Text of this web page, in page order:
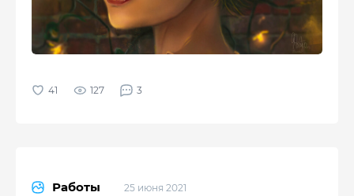
127 3
Работы 25 июня 2021